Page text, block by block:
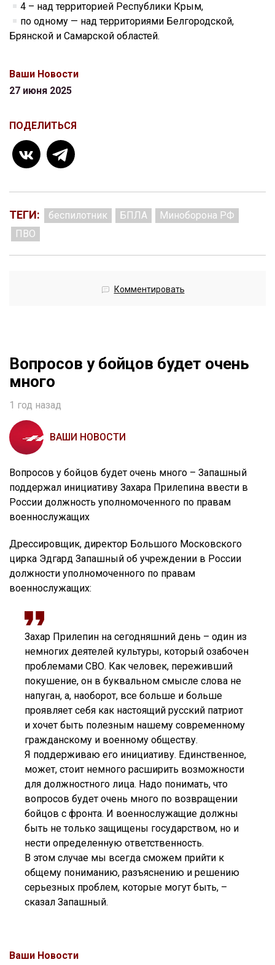
4 – над территорией Республики Крым,
по одному — над территориями Белгородской,
Брянской и Самарской областей.
Ваши Новости
27 июня 2025
ПОДЕЛИТЬСЯ
ТЕГИ: беспилотник БПЛА
Миноборона РФ
ПВО
Комментировать
Вопросов у бойцов будет очень
много
1 год назад
ВАШИ НОВОСТИ
Вопросов у бойцов будет очень много – Запашный
поддержал инициативу Захара Прилепина ввести в
России должность уполномоченного по правам
военнослужащих
Дрессировщик, директор Большого Московского
цирка Эдгард Запашный об учреждении в России
должности уполномоченного по правам
военнослужащих:
Захар Прилепин на сегодняшний день – один из
немногих деятелей культуры, который озабочен
проблемами СВО. Как человек, переживший
покушение, он в буквальном смысле слова не
напуган, а, наоборот, все больше и больше
проявляет себя как настоящий русский патриот
и хочет быть полезным нашему современному
гражданскому и военному обществу.
Я поддерживаю его инициативу. Единственное,
может, стоит немного расширить возможности
для должностного лица. Надо понимать, что
вопросов будет очень много по возвращении
бойцов с фронта. И военнослужащие должны
быть не только защищены государством, но и
нести определенную ответственность.
В этом случае мы всегда сможем прийти к
общему пониманию, разъяснению и решению
серьезных проблем, которые могут быть, –
сказал Запашный.
Ваши Новости